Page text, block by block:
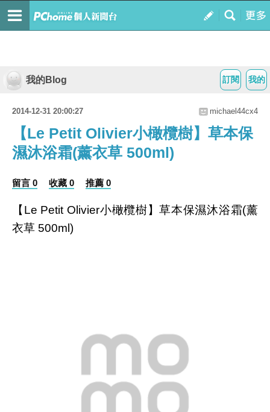
我的
訂閱
我的Blog
2014-12-31 20:00:27 michael44cx4
【Le Petit Olivier小橄欖樹】草本保
濕沐浴霜(薰衣草 500ml)
留言 0 收藏 0 推薦 0
【Le Petit Olivier小橄欖樹】草本保濕沐浴霜(薰
衣草 500ml)